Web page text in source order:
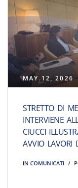
MAY 12, 2026
STRETTO DI
INTERVIENE
CIUCCI
AVVIO LAVORI
IN COMUNICATI